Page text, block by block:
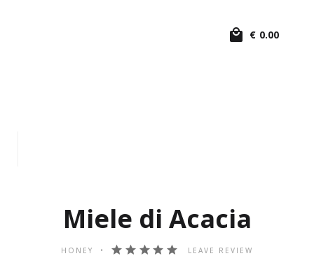
€ 0.00
Miele di Acacia
HONEY LEAVE REVIEW